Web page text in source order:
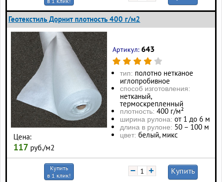
Геотекстиль Дорнит плотность 400 г/м2
Цена:
117 руб./м2
Артикул: 643
тип: полотно нетканое
иглопробивное
способ изготовления:
нетканый,
термоскрепленный
плотность: 400 г/м²
ширина рулона: от 1 до 6 м
длина в рулоне: 50 – 100 м
цвет: белый, микс
Купить
в 1 клик!
− + Купить